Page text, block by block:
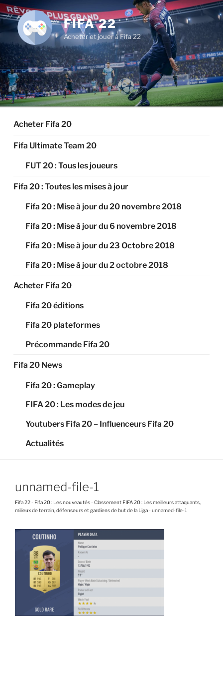
Aller
au
contenu
principal
FIFA 22
Acheter et jouer à Fifa 22
Acheter Fifa 20
Fifa Ultimate Team 20
FUT 20 : Tous les joueurs
Fifa 20 : Toutes les mises à jour
Fifa 20 : Mise à jour du 20 novembre 2018
Fifa 20 : Mise à jour du 6 novembre 2018
Fifa 20 : Mise à jour du 23 Octobre 2018
Fifa 20 : Mise à jour du 2 octobre 2018
Acheter Fifa 20
Fifa 20 éditions
Fifa 20 plateformes
Précommande Fifa 20
Fifa 20 News
Fifa 20 : Gameplay
FIFA 20 : Les modes de jeu
Youtubers Fifa 20 – Influenceurs Fifa 20
Actualités
unnamed-file-1
Fifa 22- Fifa 20 : Les nouveautés- Classement FIFA 20 : Les meilleurs attaquants,
milieux de terrain, défenseurs et gardiens de but de la Liga- unnamed-file-1